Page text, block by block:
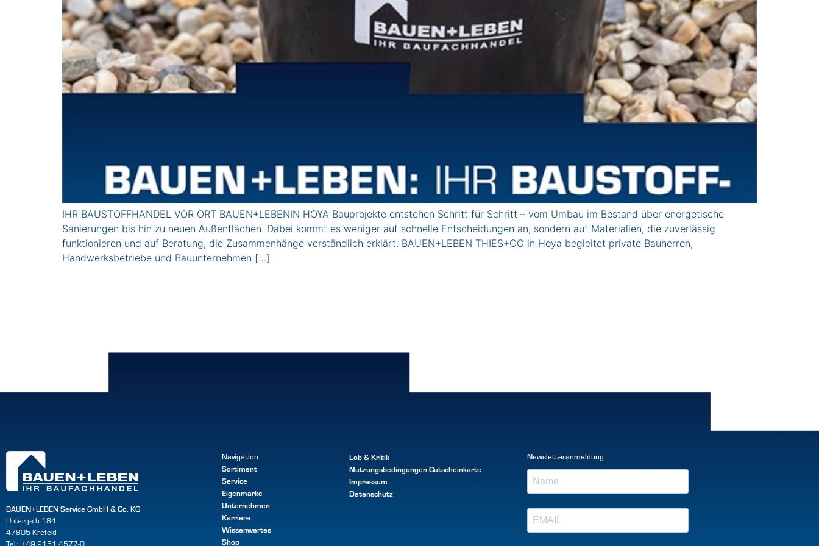
IHR BAUSTOFFHANDEL VOR ORT BAUEN+LEBENIN HOYA Bauprojekte entstehen Schritt für Schritt – vom Umbau im Bestand über energetische
Sanierungen bis hin zu neuen Außenflächen. Dabei kommt es weniger auf schnelle Entscheidungen an, sondern auf Materialien, die zuverlässig
funktionieren und auf Beratung, die Zusammenhänge verständlich erklärt. BAUEN+LEBEN THIES+CO in Hoya begleitet private Bauherren,
Handwerksbetriebe und Bauunternehmen […]
BAUEN+LEBEN Service GmbH & Co. KG
Untergath 184
47805 Krefeld
Tel.: +49 2151 4577-0
Navigation
Sortiment
Service
Eigenmarke
Unternehmen
Karriere
Wissenwertes
Shop
Lob & Kritik
NutzungsbedingungenGutscheinkarte
Impressum
Datenschutz
Newsletteranmeldung